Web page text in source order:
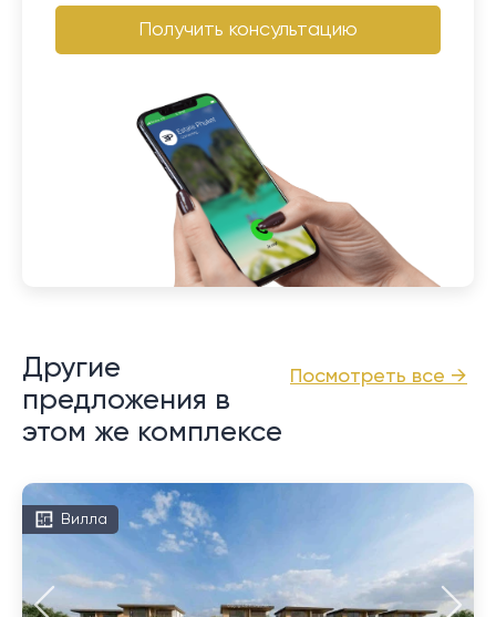
Получить консультацию
Посмотреть все →
Другие
предложения в
этом же комплексе
Вилла